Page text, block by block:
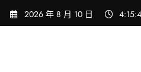
Skip
2026 年 8 月 10 日